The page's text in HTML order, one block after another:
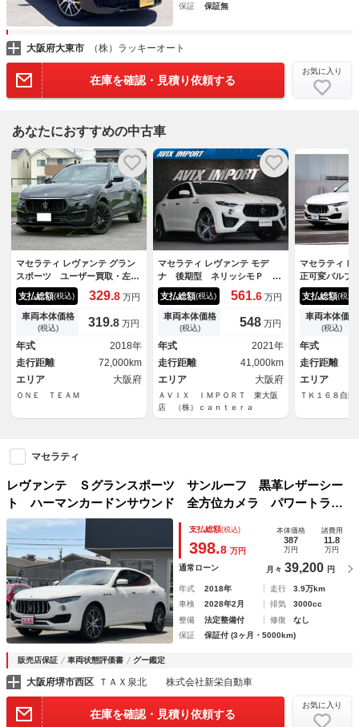
保証
保証無
大阪府大東市 （株）ラッキーオート
在庫を確認・見積り依頼する
お気に入り
あなたにおすすめの中古車
マセラティ レヴァンテ グラン
スポーツ ユーザー買取・左ハ
ンドル・メーカー８型ディスプ
レイオーディオナビ・フルセグ
ＴＶ・全方位カメラ・ＥＴＣ・
黒革シート・サンルーフ・ルー
フレール・社外２１インチＡ
Ｗ・社外可変バルブ・社外フロ
ントスポイラー
支払総額(税込) 329.8 万円
車両本体価格
(税込) 319.8 万円
年式
2018年
走行距離
72,000km
エリア
大阪府
ＯＮＥ ＴＥＡＭ
マセラティ レヴァンテ モデ
ナ 後期型 ネリッシモＰ カ
ーボントリム ＰＳＲ ＬＥＤ
ライト 赤レザー トライデン
ト刺繍 ｈａｒｍａｎ Ｋａｒ
ｄｏｎサラウンド 純正ナビ
ＣａｒＰｌａｙ 地Ｄ ３６
０°カメ ヘリオス２１ＡＷ
禁煙 Ｄ車
支払総額(税込) 561.6 万円
車両本体価格
(税込) 548 万円
年式
2021年
走行距離
41,000km
エリア
大阪府
ＡＶＩＸ ＩＭＰＯＲＴ 東大阪
店 （株）ｃａｎｔｅｒａ
マセラティ
正可変バルブ
６０パノラミ
ラ 純正２０
ール 多段階
ンション 電
ＳＭ ＥＴＣ
支払総額(税込)
車両本体価格
(税込)
年式
走行距離
エリア
ＴＫ１６８自
マセラティ
レヴァンテ Ｓグランスポーツ サンルーフ 黒革レザーシー
ト ハーマンカードンサウンド 全方位カメラ パワートラン
ク ＢＳＭ ２１インチＡＷ
支払総額(税込)
398.8 万円
本体価格
387
万円
諸費用
11.8
万円
通常ローン 月々 39,200 円
年式 2018年 走行
3.9万km
車検
2028年2月 排気
3000cc
整備
法定整備付 修復
なし
保証
保証付 (3ヶ月・5000km)
販売店保証 車両状態評価書 グー鑑定
大阪府堺市西区 ＴＡＸ泉北 株式会社新栄自動車
在庫を確認・見積り依頼する
お気に入り